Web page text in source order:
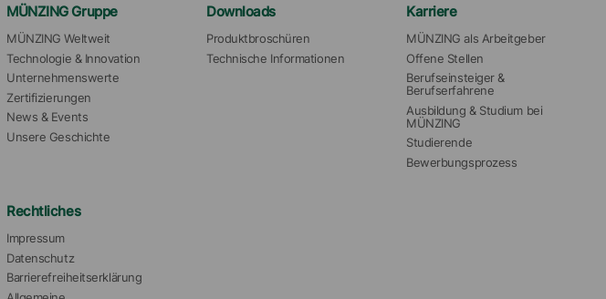
MÜNZING Gruppe
MÜNZING Weltweit
Technologie & Innovation
Unternehmenswerte
Zertifizierungen
News & Events
Unsere Geschichte
Downloads
Produktbroschüren
Technische Informationen
Karriere
MÜNZING als Arbeitgeber
Offene Stellen
Berufseinsteiger &
Berufserfahrene
Ausbildung & Studium bei
MÜNZING
Studierende
Bewerbungsprozess
Rechtliches
Impressum
Datenschutz
Barrierefreiheitserklärung